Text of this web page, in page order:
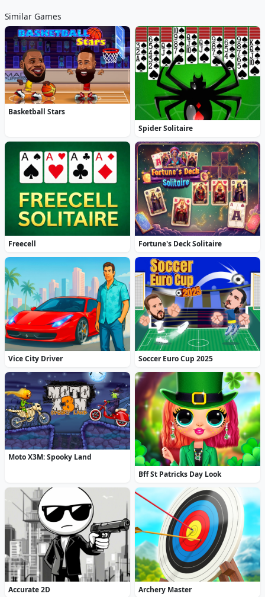
Similar Games
Basketball Stars
Spider Solitaire
Freecell Fortune's Deck Solitaire
Vice City Driver Soccer Euro Cup 2025
Moto X3M: Spooky Land
Bff St Patricks Day Look
Accurate 2D Archery Master